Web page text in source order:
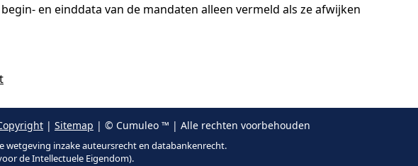
en einddata van de mandaten alleen vermeld als ze afwijken
| Sitemap | © Cumuleo ™ | Alle rechten voorbehouden
wetgeving inzake auteursrecht en databankenrecht.
de Intellectuele Eigendom).